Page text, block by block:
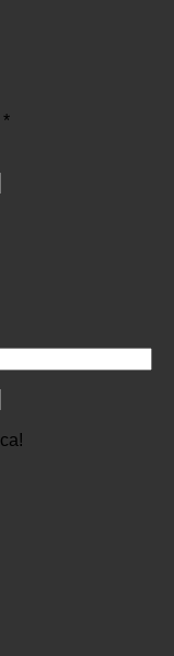
*Obligatorio